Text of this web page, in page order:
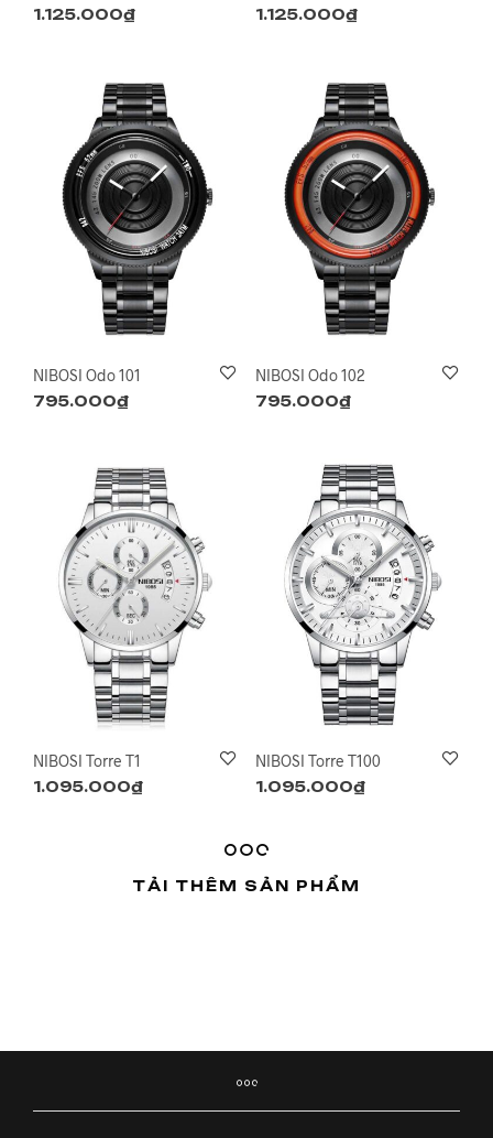
1.125.000₫ 1.125.000₫
NIBOSI Odo 101
795.000₫
NIBOSI Odo 102
795.000₫
NIBOSI Torre T1
1.095.000₫
NIBOSI Torre T100
1.095.000₫
TẢI THÊM SẢN PHẨM